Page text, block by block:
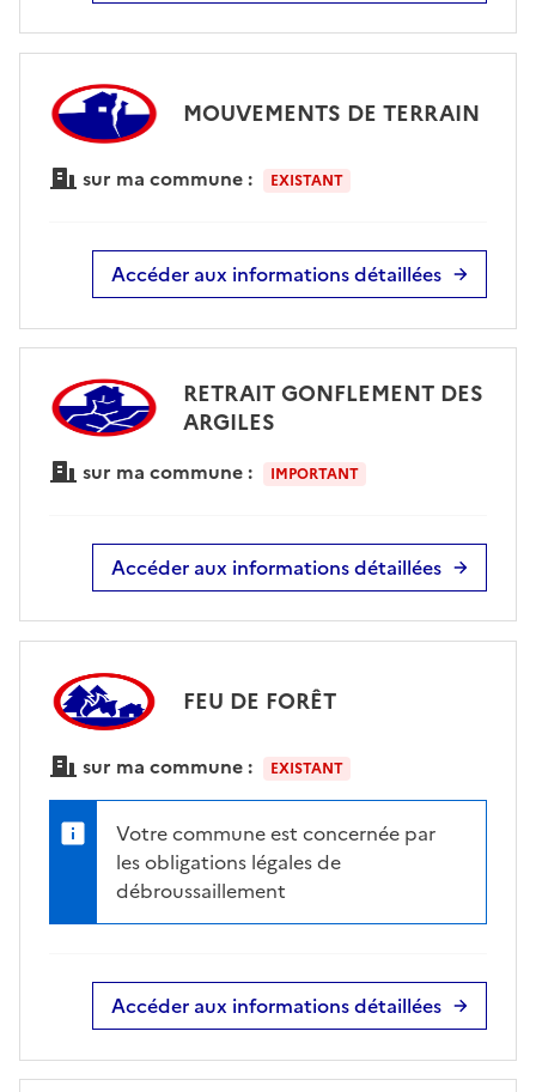
MOUVEMENTS DE TERRAIN
sur ma commune : EXISTANT
Accéder aux informations détaillées
RETRAIT GONFLEMENT DES
ARGILES
sur ma commune : IMPORTANT
Accéder aux informations détaillées
FEU DE FORÊT
sur ma commune : EXISTANT
Votre commune est concernée par
les obligations légales de
débroussaillement
Accéder aux informations détaillées